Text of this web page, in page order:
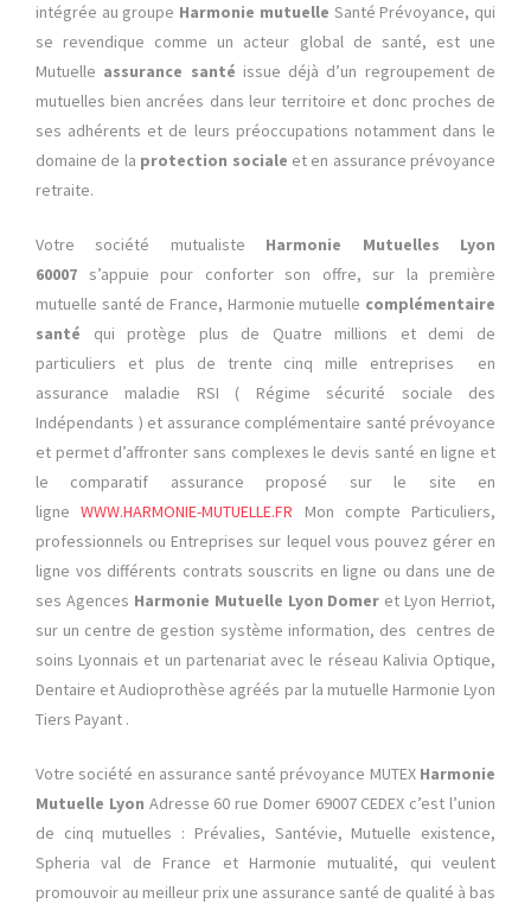
intégrée au groupe Harmonie mutuelle Santé Prévoyance, qui
se revendique comme un acteur global de santé, est une
Mutuelle assurance santé issue déjà d’un regroupement de
mutuelles bien ancrées dans leur territoire et donc proches de
ses adhérents et de leurs préoccupations notamment dans le
domaine de la protection sociale et en assurance prévoyance
retraite.
Votre société mutualiste Harmonie Mutuelles Lyon
60007 s’appuie pour conforter son offre, sur la première
mutuelle santé de France, Harmonie mutuelle complémentaire
santé qui protège plus de Quatre millions et demi de
particuliers et plus de trente cinq mille entreprises en
assurance maladie RSI ( Régime sécurité sociale des
Indépendants ) et assurance complémentaire santé prévoyance
et permet d’affronter sans complexes le devis santé en ligne et
le comparatif assurance proposé sur le site en
ligneWWW.HARMONIE-MUTUELLE.FR Mon compte Particuliers,
professionnels ou Entreprises sur lequel vous pouvez gérer en
ligne vos différents contrats souscrits en ligne ou dans une de
ses Agences Harmonie Mutuelle Lyon Domer et Lyon Herriot,
sur un centre de gestion système information, des centres de
soins Lyonnais et un partenariat avec le réseau Kalivia Optique,
Dentaire et Audioprothèse agréés par la mutuelle Harmonie Lyon
Tiers Payant .
Votre société en assurance santé prévoyance MUTEX Harmonie
Mutuelle Lyon Adresse 60 rue Domer 69007 CEDEX c’est l’union
de cinq mutuelles : Prévalies, Santévie, Mutuelle existence,
Spheria val de France et Harmonie mutualité, qui veulent
promouvoir au meilleur prix une assurance santé de qualité à bas